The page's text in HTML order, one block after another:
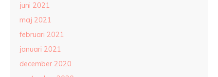
juni 2021
maj 2021
februari 2021
januari 2021
december 2020